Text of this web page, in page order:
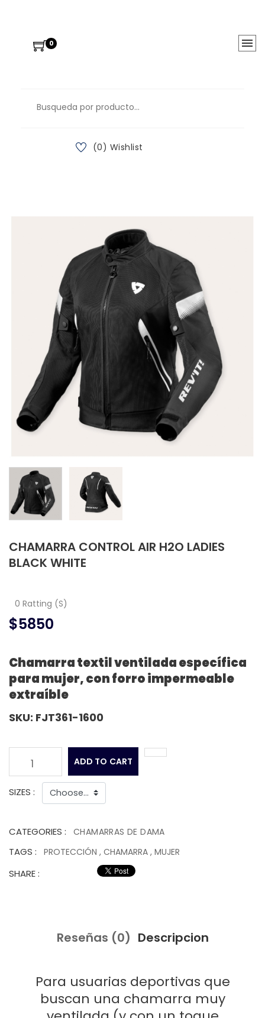
0
(0) Wishlist
CHAMARRA CONTROL AIR H2O LADIES
BLACK WHITE
0 Ratting (S)
$5850
Chamarra textil ventilada específica
para mujer, con forro impermeable
extraíble
SKU: FJT361-1600
1 ADD TO CART
SIZES :
CATEGORIES : CHAMARRAS DE DAMA
TAGS : PROTECCIÓN , CHAMARRA , MUJER
SHARE :
Reseñas (0) Descripcion
Para usuarias deportivas que
buscan una chamarra muy